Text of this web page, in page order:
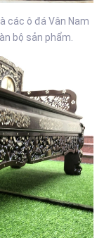
các ô đá Vân Nam
bộ sản phẩm.